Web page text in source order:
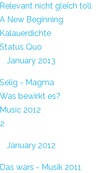
Relevant nicht gleich toll
A New Beginning
Kalauerdichte
Status Quo
January 2013
Selig - Magma
Was bewirkt es?
Music 2012
January 2012
Das wars - Musik 2011